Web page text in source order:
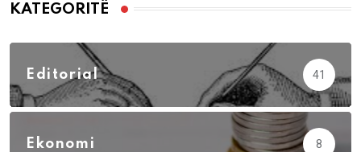
KATEGORITË
Editorial 41
Ekonomi 8